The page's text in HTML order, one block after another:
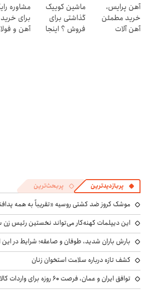
کنی! 👈🏻
پرسش‌نامه
آهن پرایس،
خرید مطمئن
آهن آلات
ماشین کوییک
گذاشتی برای
فروش ؟ اینجا
مشاوره
برای خرید
آهن و
پربازدیدترین پربحث‌ترین
موشک کروز ضد کشتی روسیه «تقریباً به همه
این دیپلمات کهنه‌کار می‌تواند نخستین رئیس
بارش باران شدید، طوفان و صاعقه؛ شرایط در
کشف تازه درباره سلامت استخوان زنان
توافق ایران و عمان، فرصت ۶۰ روزه برای واردات کالا به ایران ایجاد می‌کند